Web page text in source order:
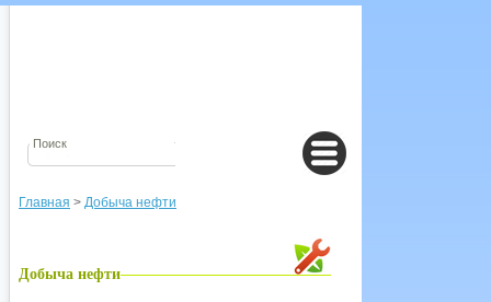
Главная > Добыча нефти
Добыча нефти